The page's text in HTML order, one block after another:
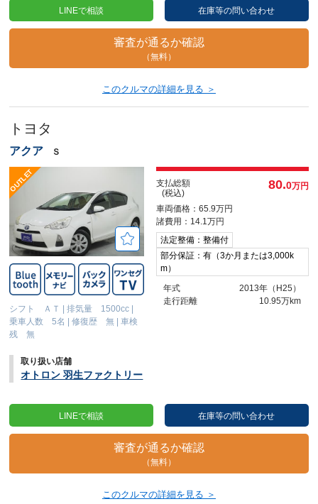
LINEで相談 在庫等の問い合わせ
審査が通るか確認
（無料）
このクルマの詳細を見る ＞
トヨタ
アクア Ｓ
シフト ＡＴ |排気量 1500cc |
乗車人数 5名 |修復歴 無 |車検
残 無
支払総額
(税込)
80.0万円
車両価格：65.9万円
諸費用：14.1万円
法定整備：整備付
部分保証：有（3か月または3,000k
m）
年式
2013年（H25）
走行距離
10.95万km
取り扱い店舗
オトロン 羽生ファクトリー
LINEで相談 在庫等の問い合わせ
審査が通るか確認
（無料）
このクルマの詳細を見る ＞